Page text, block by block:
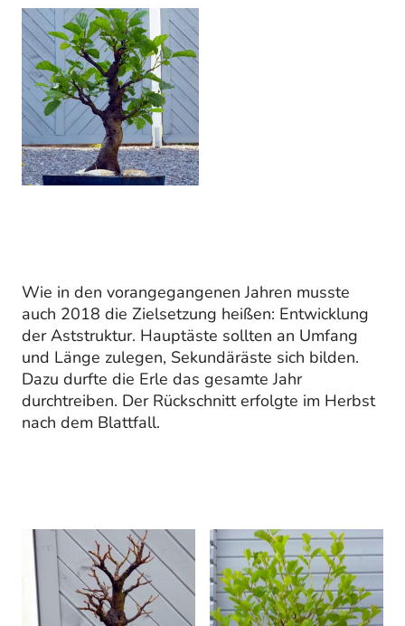
Wie in den vorangegangenen Jahren musste
auch 2018 die Zielsetzung heißen: Entwicklung
der Aststruktur. Hauptäste sollten an Umfang
und Länge zulegen, Sekundäräste sich bilden.
Dazu durfte die Erle das gesamte Jahr
durchtreiben. Der Rückschnitt erfolgte im Herbst
nach dem Blattfall.